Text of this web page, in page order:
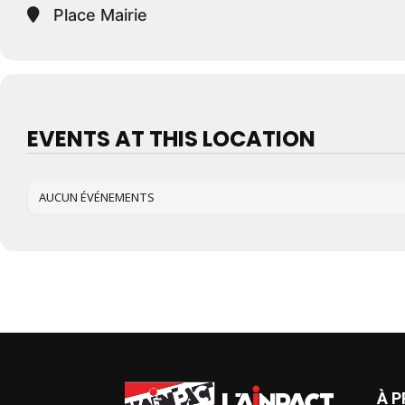
Place Mairie
EVENTS AT THIS LOCATION
AUCUN ÉVÉNEMENTS
À